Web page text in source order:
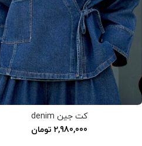
کت جین denim
2,980,000 تومان